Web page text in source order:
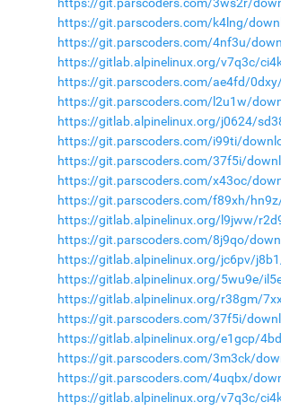
https://git.parscoders.com/k4lng/
https://git.parscoders.com/4nf3u/
https://gitlab.alpinelinux.org/v7q3c/
https://git.parscoders.com/ae4fd/
https://git.parscoders.com/l2u1w/
https://gitlab.alpinelinux.org/j0624/
https://git.parscoders.com/i99ti/
https://git.parscoders.com/37f5i/
https://git.parscoders.com/x43oc/
https://git.parscoders.com/f89xh/
https://gitlab.alpinelinux.org/l9jww/
https://git.parscoders.com/8j9qo/
https://gitlab.alpinelinux.org/jc6pv/
https://gitlab.alpinelinux.org/5wu9e/
https://gitlab.alpinelinux.org/r38gm/
https://git.parscoders.com/37f5i/
https://gitlab.alpinelinux.org/e1gcp/
https://git.parscoders.com/3m3ck/
https://git.parscoders.com/4uqbx/
https://gitlab.alpinelinux.org/v7q3c/